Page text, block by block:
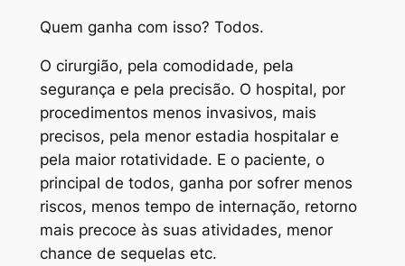
Quem ganha com isso? Todos.
O cirurgião, pela comodidade, pela
segurança e pela precisão. O hospital, por
procedimentos menos invasivos, mais
precisos, pela menor estadia hospitalar e
pela maior rotatividade. E o paciente, o
principal de todos, ganha por sofrer menos
riscos, menos tempo de internação, retorno
mais precoce às suas atividades, menor
chance de sequelas etc.